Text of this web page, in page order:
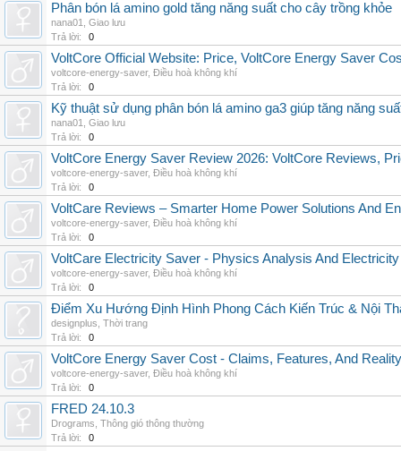
Phân bón lá amino gold tăng năng suất cho cây trồng khỏe
nana01
Giao lưu
Trả lời:
0
VoltCore Official Website: Price, VoltCore Energy Saver
voltcore-energy-saver, Điều hoà không khí
Trả lời:
0
Kỹ thuật sử dụng phân bón lá amino ga3 giúp tăng năng
nana01
Giao lưu
Trả lời:
0
VoltCore Energy Saver Review 2026: VoltCore Reviews,
voltcore-energy-saver, Điều hoà không khí
Trả lời:
0
VoltCare Reviews – Smarter Home Power Solutions And
voltcore-energy-saver, Điều hoà không khí
Trả lời:
0
VoltCare Electricity Saver - Physics Analysis And
voltcore-energy-saver, Điều hoà không khí
Trả lời:
0
Điểm Xu Hướng Định Hình Phong Cách Kiến Trúc & Nội
designplus Thời trang
Trả lời:
0
VoltCore Energy Saver Cost - Claims, Features, And
voltcore-energy-saver, Điều hoà không khí
Trả lời:
0
FRED 24.10.3
Drograms Thông gió thông thường
Trả lời:
0